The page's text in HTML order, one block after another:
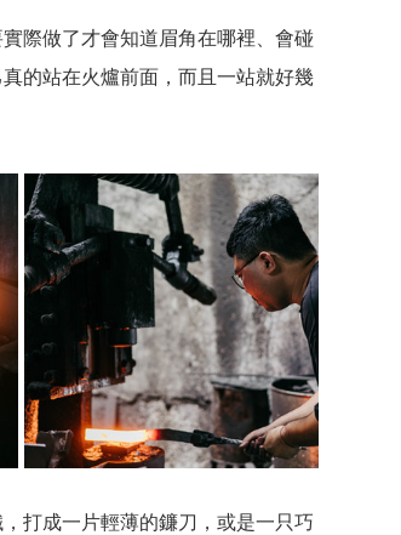
際做了才會知道眉角在哪裡、會碰
的站在火爐前面，而且一站就好幾
打成一片輕薄的鐮刀，或是一只巧